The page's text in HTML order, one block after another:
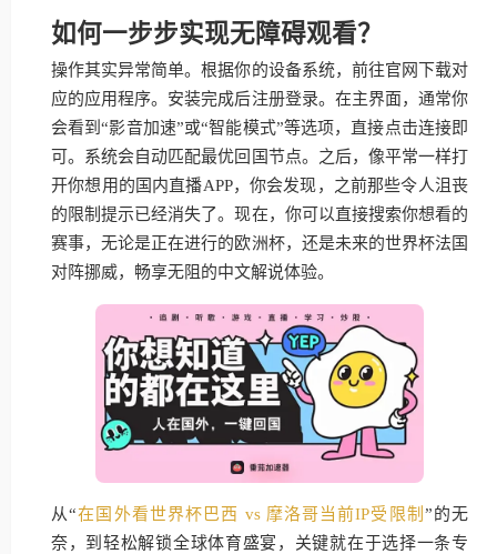
如何一步步实现无障碍观看？
操作其实异常简单。根据你的设备系统，前往官网下载对
应的应用程序。安装完成后注册登录。在主界面，通常你
会看到“影音加速”或“智能模式”等选项，直接点击连接即
可。系统会自动匹配最优回国节点。之后，像平常一样打
开你想用的国内直播APP，你会发现，之前那些令人沮丧
的限制提示已经消失了。现在，你可以直接搜索你想看的
赛事，无论是正在进行的欧洲杯，还是未来的世界杯法国
对阵挪威，畅享无阻的中文解说体验。
从“在国外看世界杯巴西 vs 摩洛哥当前IP受限制 ”的无
奈，到轻松解锁全球体育盛宴，关键就在于选择一条专